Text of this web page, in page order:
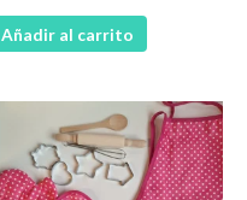
Añadir al carrito